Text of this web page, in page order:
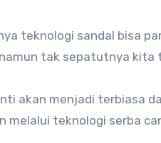
teknologi sandal bisa
tak sepatutnya kita
akan menjadi terbiasa
melalui teknologi serba